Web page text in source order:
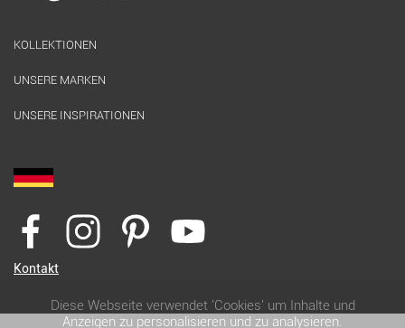
KOLLEKTIONEN
UNSERE MARKEN
UNSERE INSPIRATIONEN
Kontakt
Diese Webseite verwendet 'Cookies' um Inhalte und
Anzeigen zu personalisieren und zu analysieren.